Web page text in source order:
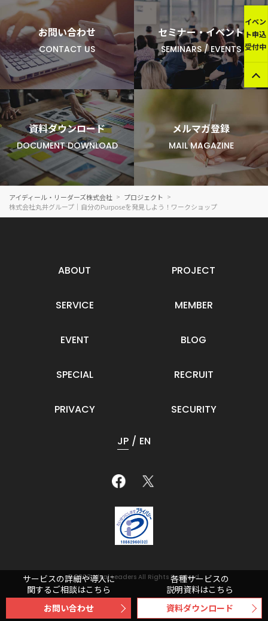
イベン
ト申込
受付中
お問い合わせ
CONTACT US
セミナー・イベント
SEMINARS / EVENTS
資料ダウンロード
DOCUMENT DOWNLOAD
メルマガ登録
MAIL MAGAZINE
アイディール・リーダーズ株式会社
プロジェクト
株式会社丸井グループ｜自分のPurposeを発見しよう！ワークショップ
ABOUT PROJECT
SERVICE MEMBER
EVENT BLOG
SPECIAL RECRUIT
PRIVACY SECURITY
JP EN
© 2022 Ideal Leaders All Rights Reserved.
サービスの詳細や導入に
関するご相談はこちら
お問い合わせ
各種サービスの
説明資料はこちら
資料ダウンロード